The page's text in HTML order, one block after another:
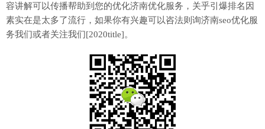
容讲解可以传播帮助到您的优化济南优化服务，关乎引爆排名因
素实在是太多了流行，如果你有兴趣可以咨法则询济南seo优化服
务我们或者关注我们[2020title]。